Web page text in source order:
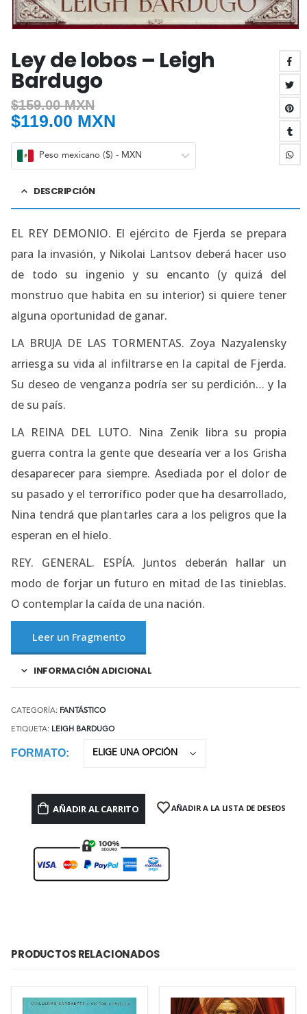
Ley de lobos – Leigh
Bardugo
$159.00 MXN
$119.00 MXN
Peso mexicano ($) - MXN
DESCRIPCIÓN
EL REY DEMONIO. El ejército de Fjerda se prepara
para la invasión, y Nikolai Lantsov deberá hacer uso
de todo su ingenio y su encanto (y quizá del
monstruo que habita en su interior) si quiere tener
alguna oportunidad de ganar.
LA BRUJA DE LAS TORMENTAS. Zoya Nazyalensky
arriesga su vida al infiltrarse en la capital de Fjerda.
Su deseo de venganza podría ser su perdición… y la
de su país.
LA REINA DEL LUTO. Nina Zenik libra su propia
guerra contra la gente que desearía ver a los Grisha
desaparecer para siempre. Asediada por el dolor de
su pasado y el terrorífico poder que ha desarrollado,
Nina tendrá que plantarles cara a los peligros que la
esperan en el hielo.
REY. GENERAL. ESPÍA. Juntos deberán hallar un
modo de forjar un futuro en mitad de las tinieblas.
O contemplar la caída de una nación.
Leer un Fragmento
INFORMACIÓN ADICIONAL
CATEGORÍA: FANTÁSTICO
ETIQUETA: LEIGH BARDUGO
FORMATO
AÑADIR AL CARRITO AÑADIR A LA LISTA DE DESEOS
PRODUCTOS RELACIONADOS